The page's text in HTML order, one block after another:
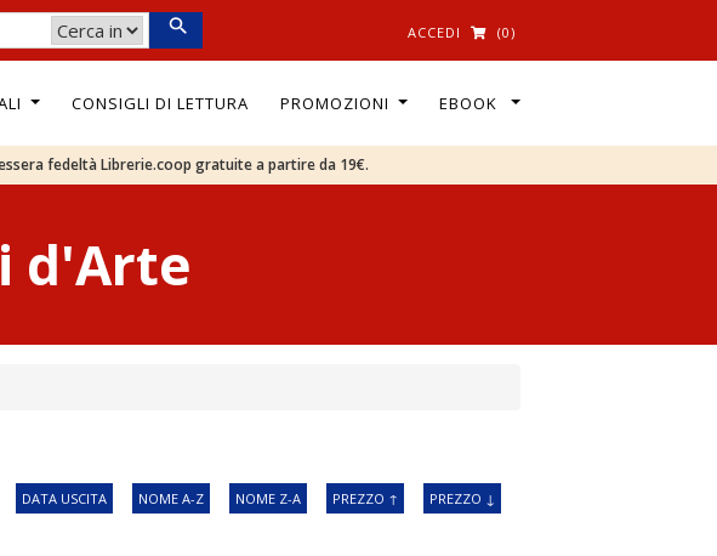
ACCEDI (0)
CONSIGLI DI LETTURA PROMOZIONI EBOOK
fedeltà Librerie.coop gratuite a partire da 19€.
d'Arte
DATA USCITA NOME A-Z NOME Z-A PREZZO ↑ PREZZO ↓